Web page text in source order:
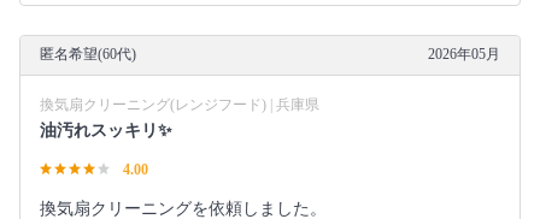
匿名希望(60代) 2026年05月
換気扇クリーニング(レンジフード) | 兵庫県
油汚れスッキリ✨
4.00
換気扇クリーニングを依頼しました。